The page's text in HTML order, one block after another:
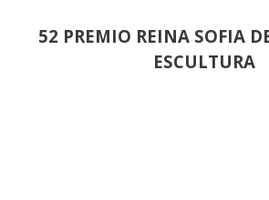
52 PREMIO REINA SOFIA
ESCULTURA